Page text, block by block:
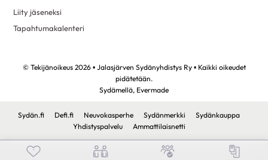
Liity jäseneksi
Tapahtumakalenteri
© Tekijänoikeus 2026 • Jalasjärven Sydänyhdistys Ry • Kaikki oikeudet
pidätetään.
Sydämellä, Evermade
Sydän.fi Defi.fi Neuvokasperhe Sydänmerkki
Sydänkauppa
Yhdistyspalvelu
Ammattilaisnetti